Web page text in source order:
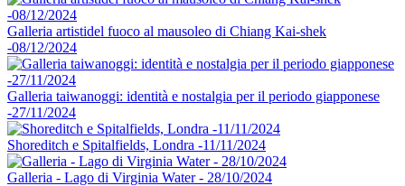
Galleria artistidel fuoco al mausoleo di Chiang Kai-shek
-08/12/2024
Galleria taiwanoggi: identità e nostalgia per il periodo giapponese
-27/11/2024
Shoreditch e Spitalfields, Londra -11/11/2024
Galleria - Lago di Virginia Water - 28/10/2024